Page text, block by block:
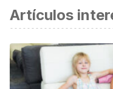
Artículos